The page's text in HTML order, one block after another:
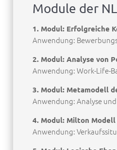
Module der
1. Modul: Erfolgreiche
Anwendung:
2. Modul: Analyse von
Anwendung: Work-Life-
3. Modul: Metamodell
Anwendung: Analyse
4. Modul: Milton
Anwendung: